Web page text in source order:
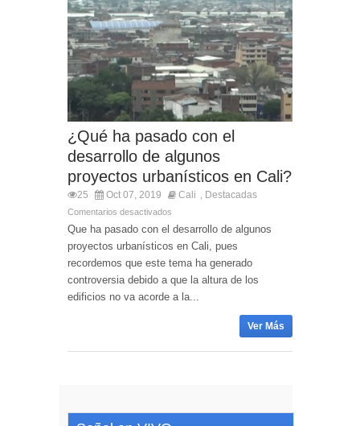
¿Qué ha pasado con el
desarrollo de algunos
proyectos urbanísticos en Cali?
25 Oct 07, 2019 Cali Destacadas
Comentarios desactivados
Que ha pasado con el desarrollo de algunos
proyectos urbanísticos en Cali, pues
recordemos que este tema ha generado
controversia debido a que la altura de los
edificios no va acorde a la...
Ver Más